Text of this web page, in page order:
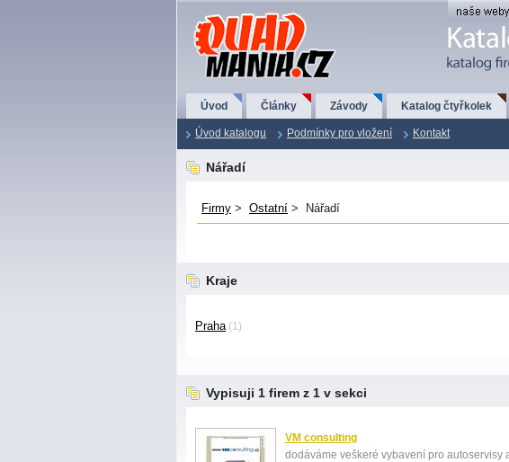
QuadMania.cz
Úvod Články Závody Katalog čtyřkolek
Úvod katalogu Podmínky pro vložení Kontakt
Nářadí
Firmy > Ostatní > Nářadí
Kraje
Praha(1)
Vypisuji 1 firem z 1 v sekci
VM consulting
dodáváme veškeré vybavení pro autoservisy